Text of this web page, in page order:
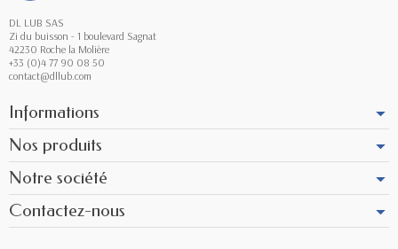
DL LUB SAS
Zi du buisson - 1 boulevard Sagnat
42230 Roche la Molière
+33 (0)4 77 90 08 50
contact@dllub.com
Informations
Nos produits
Notre société
Contactez-nous